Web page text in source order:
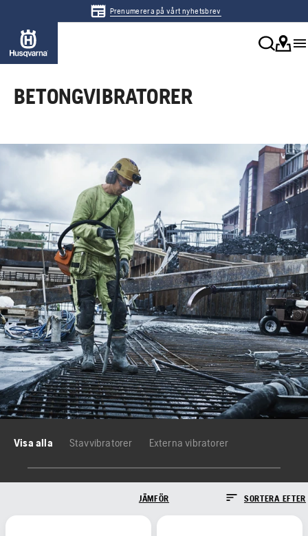
Prenumerera på vårt nyhetsbrev
BETONGVIBRATORER
Visa alla Stavvibratorer Externa vibratorer
JÄMFÖR SORTERA EFTER